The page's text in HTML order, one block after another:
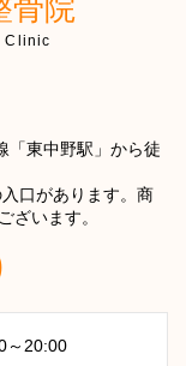
骨院
Clinic
「東中野駅」から徒
口があります。商
ざいます。
～20:00